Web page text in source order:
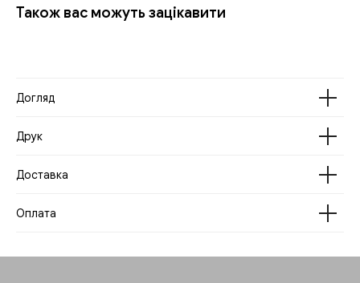
Також вас можуть зацікавити
Догляд
Друк
Доставка
Оплата